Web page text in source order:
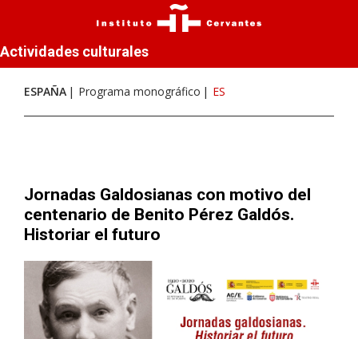
Actividades culturales
ESPAÑA Programa monográfico ES
Jornadas Galdosianas con motivo del
centenario de Benito Pérez Galdós.
Historiar el futuro